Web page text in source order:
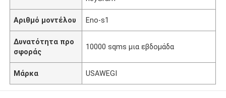
Αριθμό μοντέλου Eno-s1
Δυνατότητα προ
σφοράς
10000 sqms μια εβδομάδα
Μάρκα USAWEGI